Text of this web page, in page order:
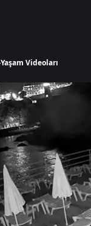
Yaşam Videoları